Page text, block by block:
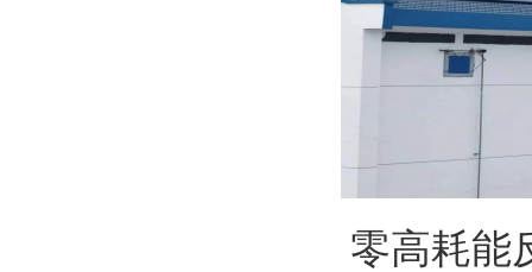
零高耗能